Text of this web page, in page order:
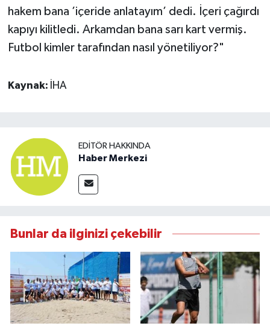
hakem bana ’içeride anlatayım’ dedi. İçeri çağırdı
kapıyı kilitledi. Arkamdan bana sarı kart vermiş.
Futbol kimler tarafından nasıl yönetiliyor?"
Kaynak: İHA
EDITÖR HAKKINDA
Haber Merkezi
Bunlar da ilginizi çekebilir